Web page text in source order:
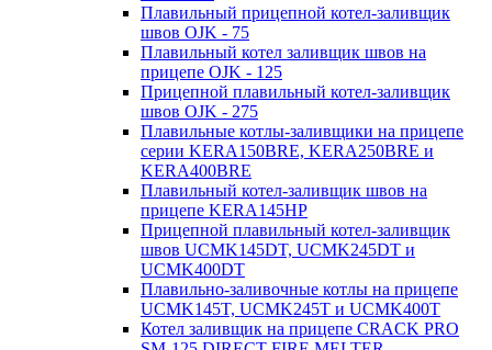
Плавильный прицепной котел-заливщик
швов OJK - 75
Плавильный котел заливщик швов на
прицепе OJK - 125
Прицепной плавильный котел-заливщик
швов OJK - 275
Плавильные котлы-заливщики на прицепе
серии KERA150BRE, KERA250BRE и
KERA400BRE
Плавильный котел-заливщик швов на
прицепе KERA145HP
Прицепной плавильный котел-заливщик
швов UCMK145DT, UCMK245DT и
UCMK400DT
Плавильно-заливочные котлы на прицепе
UCMK145T, UCMK245T и UCMK400T
Котел заливщик на прицепе CRACK PRO